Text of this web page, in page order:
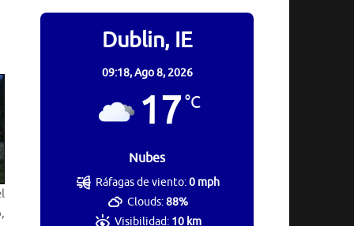
Dublin, IE
09:18,Ago 8, 2026
17°C
Nubes
Ráfagas de viento:0 mph
Clouds:88%
Visibilidad: 10 km